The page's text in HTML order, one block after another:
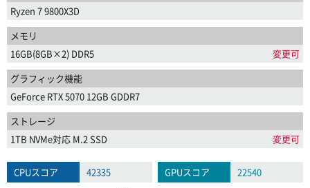
Ryzen 7 9800X3D
メモリ
16GB(8GB×2) DDR5
変更可
グラフィック機能
GeForce RTX 5070 12GB GDDR7
ストレージ
1TB NVMe対応 M.2 SSD
変更可
CPUスコア 42335 GPUスコア
22540